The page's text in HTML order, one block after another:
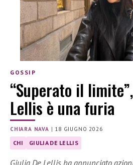
GOSSIP
“Superato il
Lellis è una furia
CHIARA NAVA | 18 GIUGNO 2026
CHI GIULIA DE LELLIS